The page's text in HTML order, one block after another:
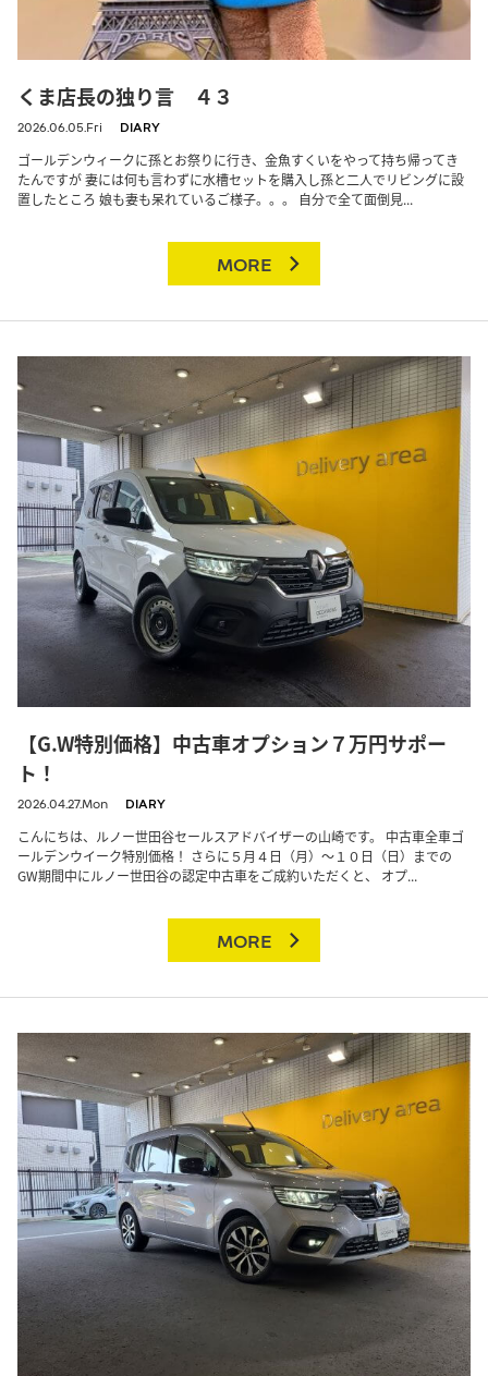
くま店長の独り言 ４３
2026.06.05.Fri DIARY
ゴールデンウィークに孫とお祭りに行き、金魚すくいをやって持ち帰ってき
たんですが 妻には何も言わずに水槽セットを購入し孫と二人でリビングに設
置したところ 娘も妻も呆れているご様子。。。 自分で全て面倒見...
MORE
【G.W特別価格】中古車オプション７万円サポー
ト！
2026.04.27.Mon DIARY
こんにちは、ルノー世田谷セールスアドバイザーの山崎です。 中古車全車ゴ
ールデンウイーク特別価格！ さらに５月４日（月）～１０日（日）までの
GW期間中にルノー世田谷の認定中古車をご成約いただくと、 オプ...
MORE